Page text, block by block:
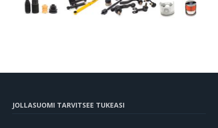
JOLLASUOMI TARVITSEE TUKEASI